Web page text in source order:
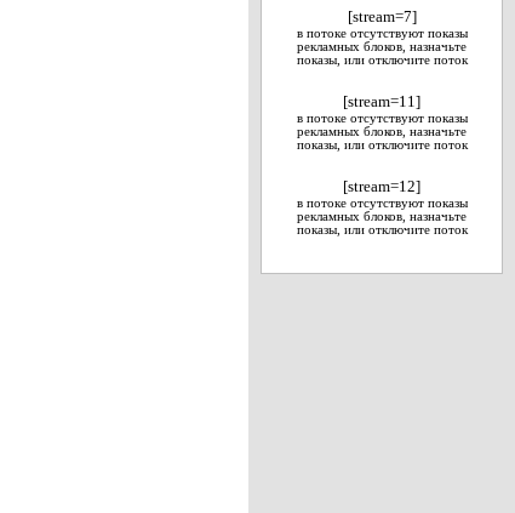
[stream=7]
в потоке отсутствуют показы
рекламных блоков, назначьте
показы, или отключите поток
[stream=11]
в потоке отсутствуют показы
рекламных блоков, назначьте
показы, или отключите поток
[stream=12]
в потоке отсутствуют показы
рекламных блоков, назначьте
показы, или отключите поток